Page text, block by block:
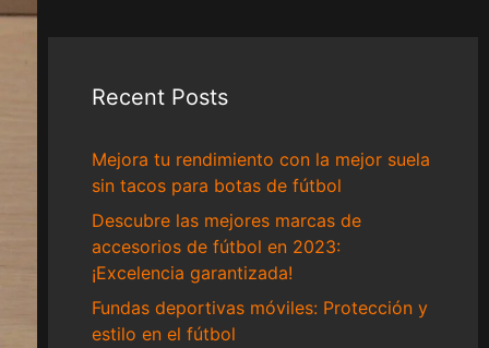
Recent Posts
Mejora tu rendimiento con la mejor suela
sin tacos para botas de fútbol
Descubre las mejores marcas de
accesorios de fútbol en 2023:
¡Excelencia garantizada!
Fundas deportivas móviles: Protección y
estilo en el fútbol